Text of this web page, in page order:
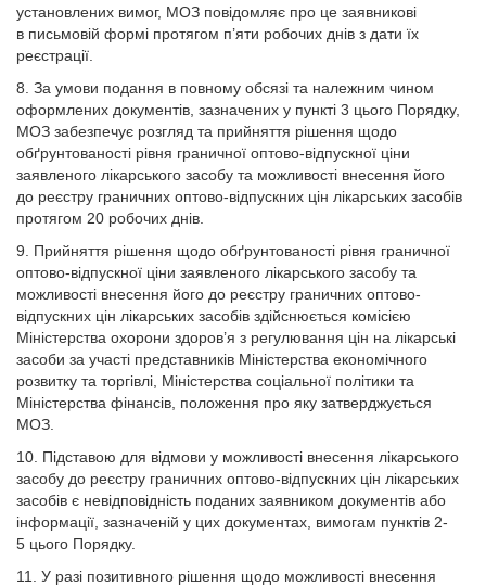
установлених вимог, МОЗ повідомляє про це заявникові
в письмовій формі протягом п’яти робочих днів з дати їх
реєстрації.
8. За умови подання в повному обсязі та належним чином
оформлених документів, зазначених у пункті 3 цього Порядку,
МОЗ забезпечує розгляд та прийняття рішення щодо
обґрунтованості рівня граничної оптово-відпускної ціни
заявленого лікарського засобу та можливості внесення його
до реєстру граничних оптово-відпускних цін лікарських засобів
протягом 20 робочих днів.
9. Прийняття рішення щодо обґрунтованості рівня граничної
оптово-відпускної ціни заявленого лікарського засобу та
можливості внесення його до реєстру граничних оптово-
відпускних цін лікарських засобів здійснюється комісією
Міністерства охорони здоров’я з регулювання цін на лікарські
засоби за участі представників Міністерства економічного
розвитку та торгівлі, Міністерства соціальної політики та
Міністерства фінансів, положення про яку затверджується
МОЗ.
10. Підставою для відмови у можливості внесення лікарського
засобу до реєстру граничних оптово-відпускних цін лікарських
засобів є невідповідність поданих заявником документів або
інформації, зазначеній у цих документах, вимогам пунктів 2-
5 цього Порядку.
11. У разі позитивного рішення щодо можливості внесення